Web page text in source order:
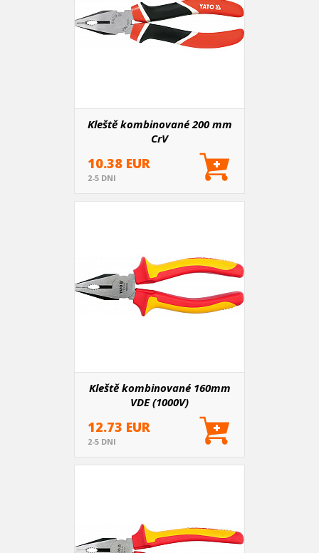
Kleště kombinované 200 mm
CrV
10.38 EUR
2-5 DNI
Kleště kombinované 160mm
VDE (1000V)
12.73 EUR
2-5 DNI